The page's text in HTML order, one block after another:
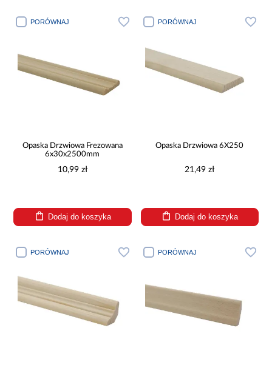
PORÓWNAJ
Opaska Drzwiowa Frezowana
6x30x2500mm
10,99 zł
Dodaj do koszyka
PORÓWNAJ
Opaska Drzwiowa 6X250
21,49 zł
Dodaj do koszyka
PORÓWNAJ PORÓWNAJ